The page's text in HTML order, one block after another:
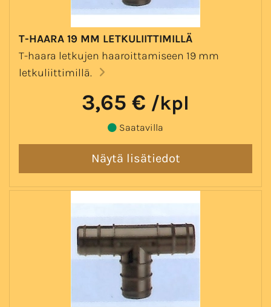
T-HAARA 19 MM LETKULIITTIMILLÄ
T-haara letkujen haaroittamiseen 19 mm
letkuliittimillä.
3,65 € /kpl
Saatavilla